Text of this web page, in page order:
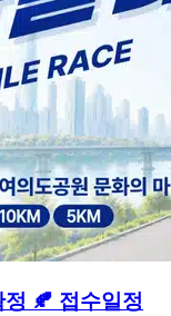
🍂 접수일정